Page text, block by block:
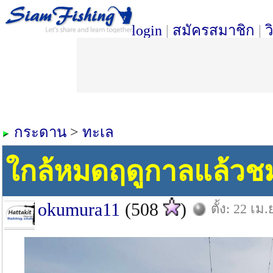
login | สมัครสมาชิก |
กระดาน > ทะเล
ใกล้หมดฤดูกาลแล้ว
okumura11 (508 ) ตั้ง: 22 เม.